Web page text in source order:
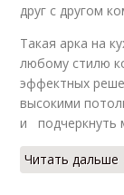
друг с другом
Такая арка на
любому стилю
эффектных
высокими
и подчеркнуть
Читать